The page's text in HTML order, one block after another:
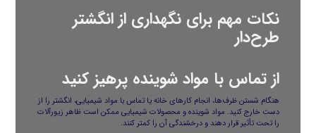
نکات مهم برای نگهداری از انگشتر
طرح‌دار
از تماس با مواد شوینده پرهیز کنید
هنگام شستن ظرف‌ها، انجام کارهای خانه یا تماس با مواد شیمیایی، انگشتر را از
دست خارج کنید. مواد شوینده و محصولات شیمیایی ممکن است ظاهر زیورآلات
را تحت تأثیر قرار دهند و درخشندگی آن را کمتر کنند.